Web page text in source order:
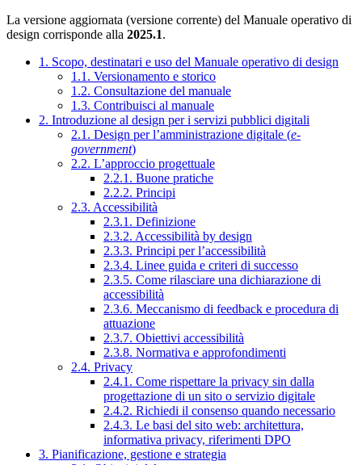
La versione aggiornata (versione corrente) del Manuale operativo di
design corrisponde alla 2025.1.
1. Scopo, destinatari e uso del Manuale operativo di design
1.1. Versionamento e storico
1.2. Consultazione del manuale
1.3. Contribuisci al manuale
2. Introduzione al design per i servizi pubblici digitali
2.1. Design per l’amministrazione digitale (e-
government)
2.2. L’approccio progettuale
2.2.1. Buone pratiche
2.2.2. Principi
2.3. Accessibilità
2.3.1. Definizione
2.3.2. Accessibilità by design
2.3.3. Principi per l’accessibilità
2.3.4. Linee guida e criteri di successo
2.3.5. Come rilasciare una dichiarazione di
accessibilità
2.3.6. Meccanismo di feedback e procedura di
attuazione
2.3.7. Obiettivi accessibilità
2.3.8. Normativa e approfondimenti
2.4. Privacy
2.4.1. Come rispettare la privacy sin dalla
progettazione di un sito o servizio digitale
2.4.2. Richiedi il consenso quando necessario
2.4.3. Le basi del sito web: architettura,
informativa privacy, riferimenti DPO
3. Pianificazione, gestione e strategia